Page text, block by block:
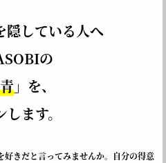
隠している人へ
の
」を、
ます。
好きだと言ってみませんか。自分の得意